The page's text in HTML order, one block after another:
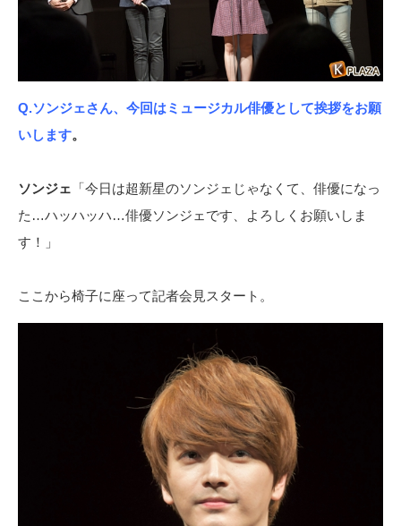
Q.ソンジェさん、今回はミュージカル俳優として挨拶をお願
いします。
ソンジェ 「今日は超新星のソンジェじゃなくて、俳優になっ
た…ハッハッハ…俳優ソンジェです、よろしくお願いしま
す！」
ここから椅子に座って記者会見スタート。